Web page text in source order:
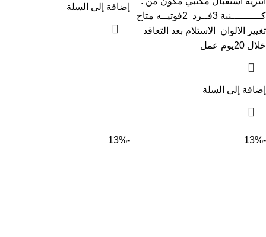
كــــــــــنبة 3فــرد 2فوتيــه متاح
تغيير الالوان الاستلام بعد التعاقد
خلال 20يوم عمل
إضافة إلى السلة
إضافة إلى السلة
-13%
-13%